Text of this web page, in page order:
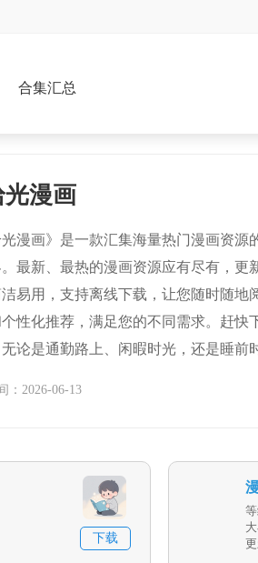
合集汇总
漫画
光漫画》是一款汇集海量热门漫画资
最新、最热的漫画资源应有尽有，更
易用，支持离线下载，让您随时随地
性化推荐，满足您的不同需求。赶快
论是通勤路上、闲暇时光，还是睡前
：2026-06-13
下载
等